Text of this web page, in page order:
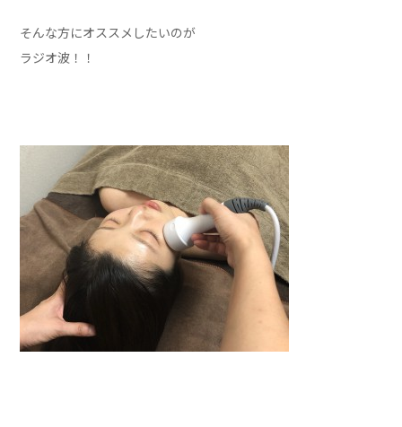
そんな方にオススメしたいのが
ラジオ波！！